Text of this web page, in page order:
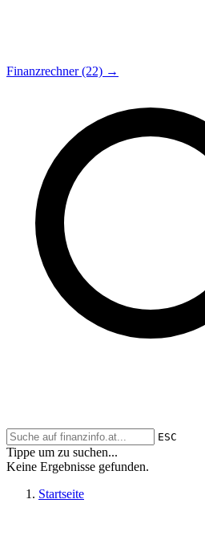
Finanzrechner (22) →
ESC
Tippe um zu suchen...
Keine Ergebnisse gefunden.
Startseite